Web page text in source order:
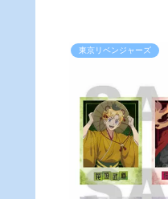
東京リベンジャーズ